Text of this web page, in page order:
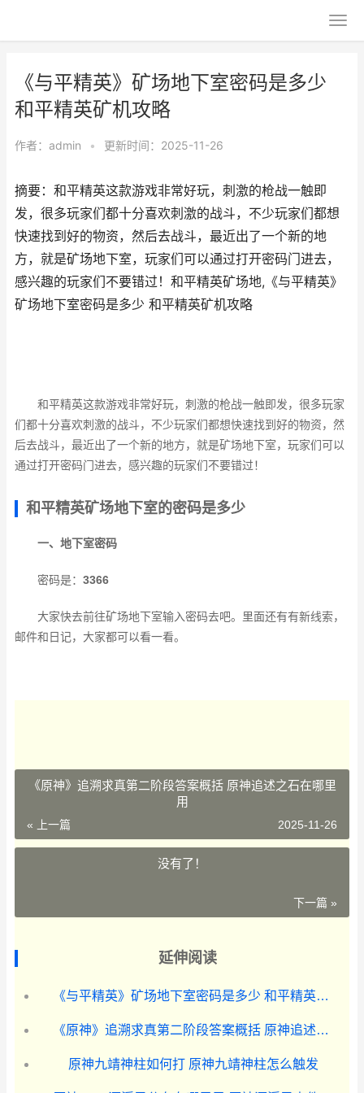
《与平精英》矿场地下室密码是多少
和平精英矿机攻略
作者： admin • 更新时间：2025-11-26
摘要：和平精英这款游戏非常好玩，刺激的枪战一触即
发，很多玩家们都十分喜欢刺激的战斗，不少玩家们都想
快速找到好的物资，然后去战斗，最近出了一个新的地
方，就是矿场地下室，玩家们可以通过打开密码门进去，
感兴趣的玩家们不要错过！和平精英矿场地,《与平精英》
矿场地下室密码是多少 和平精英矿机攻略
和平精英这款游戏非常好玩，刺激的枪战一触即发，很多玩家
们都十分喜欢刺激的战斗，不少玩家们都想快速找到好的物资，然
后去战斗，最近出了一个新的地方，就是矿场地下室，玩家们可以
通过打开密码门进去，感兴趣的玩家们不要错过！
和平精英矿场地下室的密码是多少
一、地下室密码
密码是： 3366
大家快去前往矿场地下室输入密码去吧。里面还有有新线索，
邮件和日记，大家都可以看一看。
《原神》追溯求真第二阶段答案概括 原神追述之石在哪里
用
« 上一篇 2025-11-26
没有了！
下一篇 »
延伸阅读
《与平精英》矿场地下室密码是多少 和平精英矿机攻略
《原神》追溯求真第二阶段答案概括 原神追述之石在哪里用
原神九靖神柱如何打 原神九靖神柱怎么触发